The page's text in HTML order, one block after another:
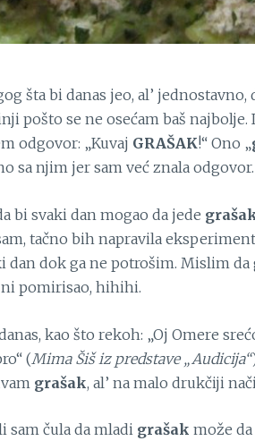
šta bi danas jeo, al’ jednostavno,
pošto se ne osećam baš
odgovor: „Kuvaj GRAŠAK!“ Ono „
sa njim jer sam već znala odgovor.
bi svaki dan mogao da jede
tačno bih napravila
dan dok ga ne potrošim. Mislim da
pomirisao, hihihi.
kao što rekoh: „Oj Omere
(Mima Šiš iz predstave „Audicija“
grašak, al’ na malo drukčiji
sam čula da mladi grašak može da